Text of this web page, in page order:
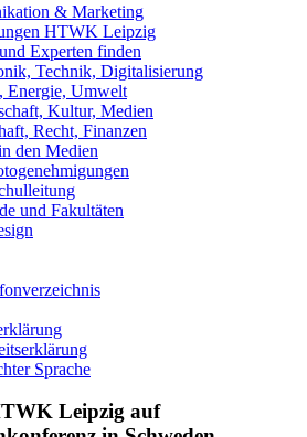
& Marketing
HTWK Leipzig
Experten finden
Technik, Digitalisierung
Energie, Umwelt
Kultur, Medien
Recht, Finanzen
den Medien
und Fakultäten
Sprache
Leipzig auf